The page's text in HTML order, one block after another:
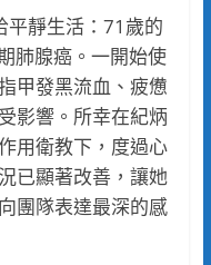
平靜生活：71歲的
肺腺癌。一開始使
甲發黑流血、疲憊
影響。所幸在紀炳
用衛教下，度過心
已顯著改善，讓她
團隊表達最深的感